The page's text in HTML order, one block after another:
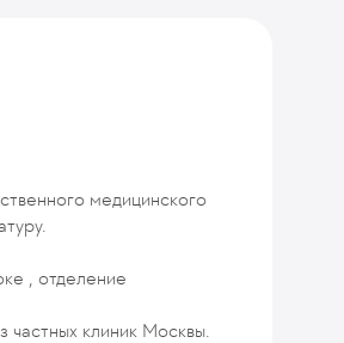
медицинского
, отделение
частных клиник Москвы.